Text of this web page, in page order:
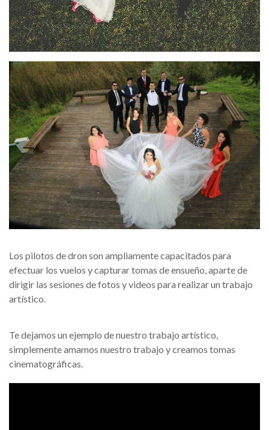
Los pilotos de dron son ampliamente capacitados para
efectuar los vuelos y capturar tomas de ensueño, aparte de
dirigir las sesiones de fotos y videos para realizar un trabajo
artístico.
Te dejamos un ejemplo de nuestro trabajo artístico,
simplemente amamos nuestro trabajo y creamos tomas
cinematográficas.